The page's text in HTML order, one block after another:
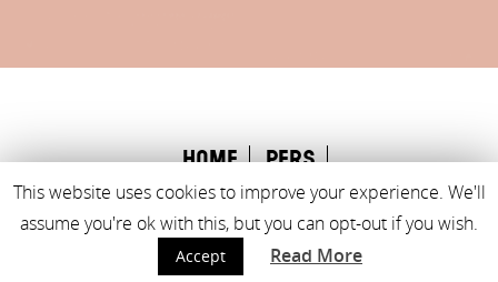
home
Pers
onderwijsprogramma
This website uses cookies to improve your experience. We'll
assume you're ok with this, but you can opt-out if you wish.
Accept Read More